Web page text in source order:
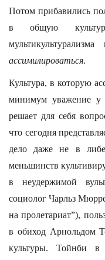
Потом прибавились
в общую
ассимилироваться.
Культура, в которую
минимум уважение у
решает для себя
что сегодня
дело даже не в
меньшинств
в неудержимой
социолог Чарльз
на пролетариат”),
в обиход Арнольдом
культуры. Тойнби